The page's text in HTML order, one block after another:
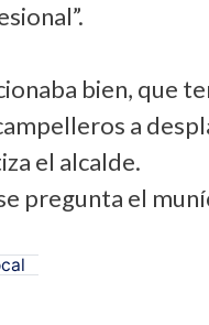
bien, que
a
el alcalde.
se pregunta el